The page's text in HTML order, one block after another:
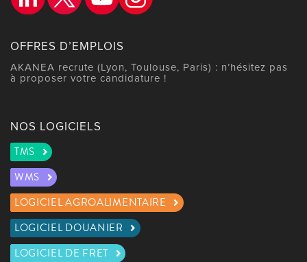
OFFRES D’EMPLOIS
AKANEA recrute (Lyon, Toulouse, Paris) : n’hésitez pas
à proposer votre candidature !
NOS LOGICIELS
TMS
WMS
LOGICIEL AGROALIMENTAIRE
LOGICIEL DOUANIER
LOGICIEL DE FRET